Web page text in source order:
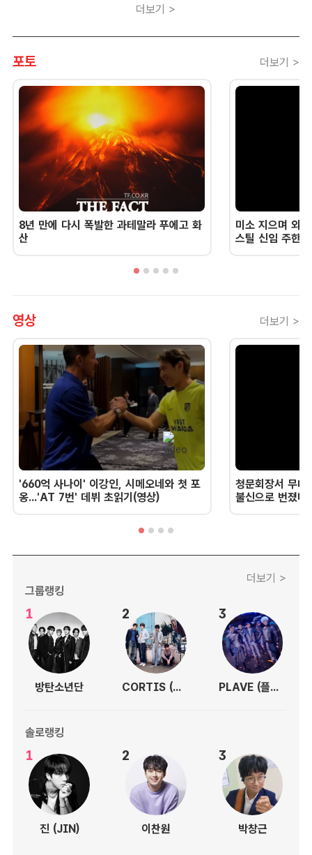
더보기 >
포토 더보기 >
8년 만에 다시 폭발한 과테말라 푸에고 화
산
미소 지으며 외
스틸 신임 주한
영상 더보기 >
'660억 사나이' 이강인, 시메오네와 첫 포
옹...'AT 7번' 데뷔 초읽기(영상)
청문회장서 무너
불신으로 번졌
더보기 >
그룹랭킹
1
방탄소년단
2
CORTIS (코르티스)
3
PLAVE (플레이브)
솔로랭킹
1
진 (JIN)
2
이찬원
3
박창근